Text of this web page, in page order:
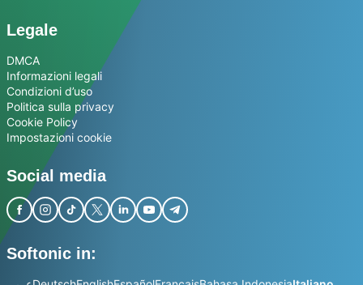
Legale
DMCA
Informazioni legali
Condizioni d’uso
Politica sulla privacy
Cookie Policy
Impostazioni cookie
Social media
Softonic in: